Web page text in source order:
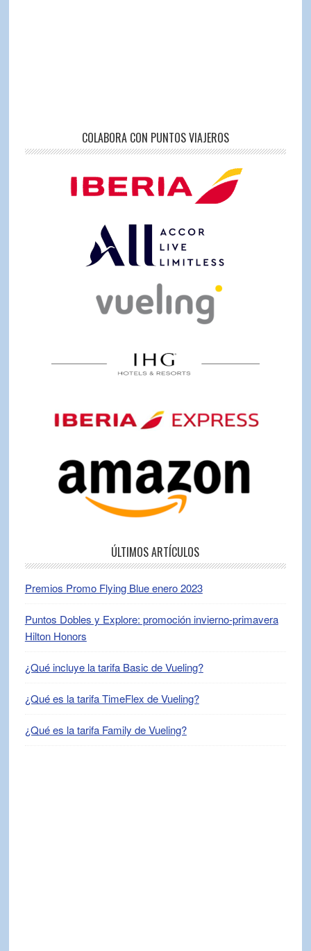
COLABORA CON PUNTOS VIAJEROS
ÚLTIMOS ARTÍCULOS
Premios Promo Flying Blue enero 2023
Puntos Dobles y Explore: promoción invierno-primavera
Hilton Honors
¿Qué incluye la tarifa Basic de Vueling?
¿Qué es la tarifa TimeFlex de Vueling?
¿Qué es la tarifa Family de Vueling?